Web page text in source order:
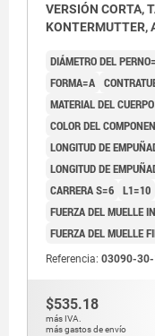
VERSIÓN CORTA,
KONTERMUTTER,
DIÁMETRO DEL
FORMA=A
MATERIAL DEL
COLOR DEL
LONGITUD DE
LONGITUD DE
CARRERA S=6 L1=10
FUERZA DEL MUELLE
FUERZA DEL MUELLE
Referencia: 03090-
$535.18
más IVA.
más gastos de envío